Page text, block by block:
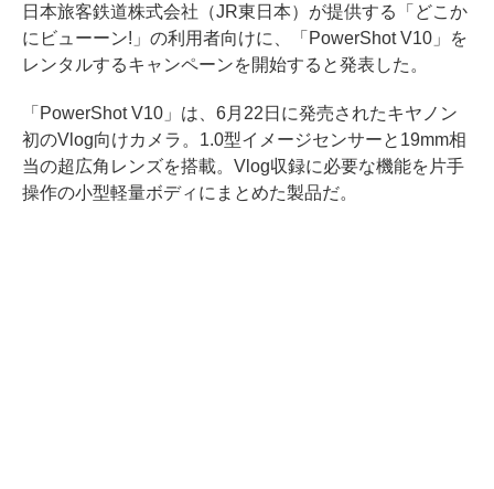
日本旅客鉄道株式会社（JR東日本）が提供する「どこか
にビューーン!」の利用者向けに、「PowerShot V10」を
レンタルするキャンペーンを開始すると発表した。
「PowerShot V10」は、6月22日に発売されたキヤノン
初のVlog向けカメラ。1.0型イメージセンサーと19mm相
当の超広角レンズを搭載。Vlog収録に必要な機能を片手
操作の小型軽量ボディにまとめた製品だ。